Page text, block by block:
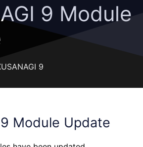
9 Module
9
9 Module Update